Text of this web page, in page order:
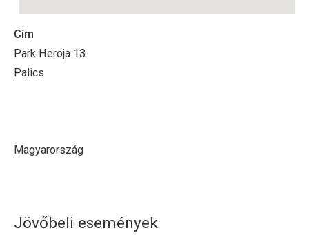
Cím
Park Heroja 13.
Palics
Magyarország
Jövőbeli események